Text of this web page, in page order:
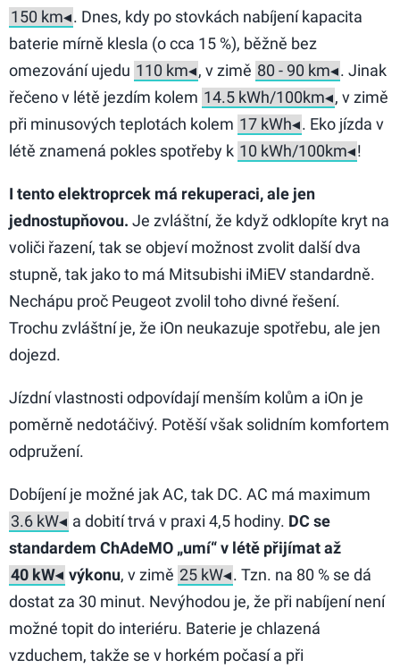
. Dnes, kdy po stovkách nabíjení kapacita
baterie mírně klesla (o cca 15 %), běžně bez
omezování ujedu
, v zimě
. Jinak
řečeno v létě jezdím kolem
, v zimě
při minusových teplotách kolem
. Eko jízda v
létě znamená pokles spotřeby k
!
I tento elektroprcek má rekuperaci, ale jen
jednostupňovou. Je zvláštní, že když odklopíte kryt na
voliči řazení, tak se objeví možnost zvolit další dva
stupně, tak jako to má Mitsubishi iMiEV standardně.
Nechápu proč Peugeot zvolil toho divné řešení.
Trochu zvláštní je, že iOn neukazuje spotřebu, ale jen
dojezd.
Jízdní vlastnosti odpovídají menším kolům a iOn je
poměrně nedotáčivý. Potěší však solidním komfortem
odpružení.
Dobíjení je možné jak AC, tak DC. AC má maximum
a dobití trvá v praxi 4,5 hodiny. DC se
standardem ChAdeMO „umí“ v létě přijímat až
výkonu, v zimě
. Tzn. na 80 % se dá
dostat za 30 minut. Nevýhodou je, že při nabíjení není
možné topit do interiéru. Baterie je chlazená
vzduchem, takže se v horkém počasí a při